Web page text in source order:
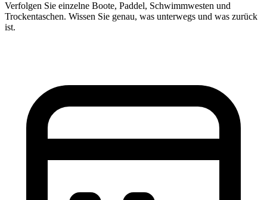
Verfolgen Sie einzelne Boote, Paddel, Schwimmwesten und
Trockentaschen. Wissen Sie genau, was unterwegs und was zurück
ist.